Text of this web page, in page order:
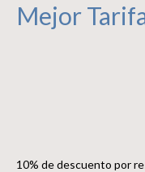
Mejor
10% de descuento por